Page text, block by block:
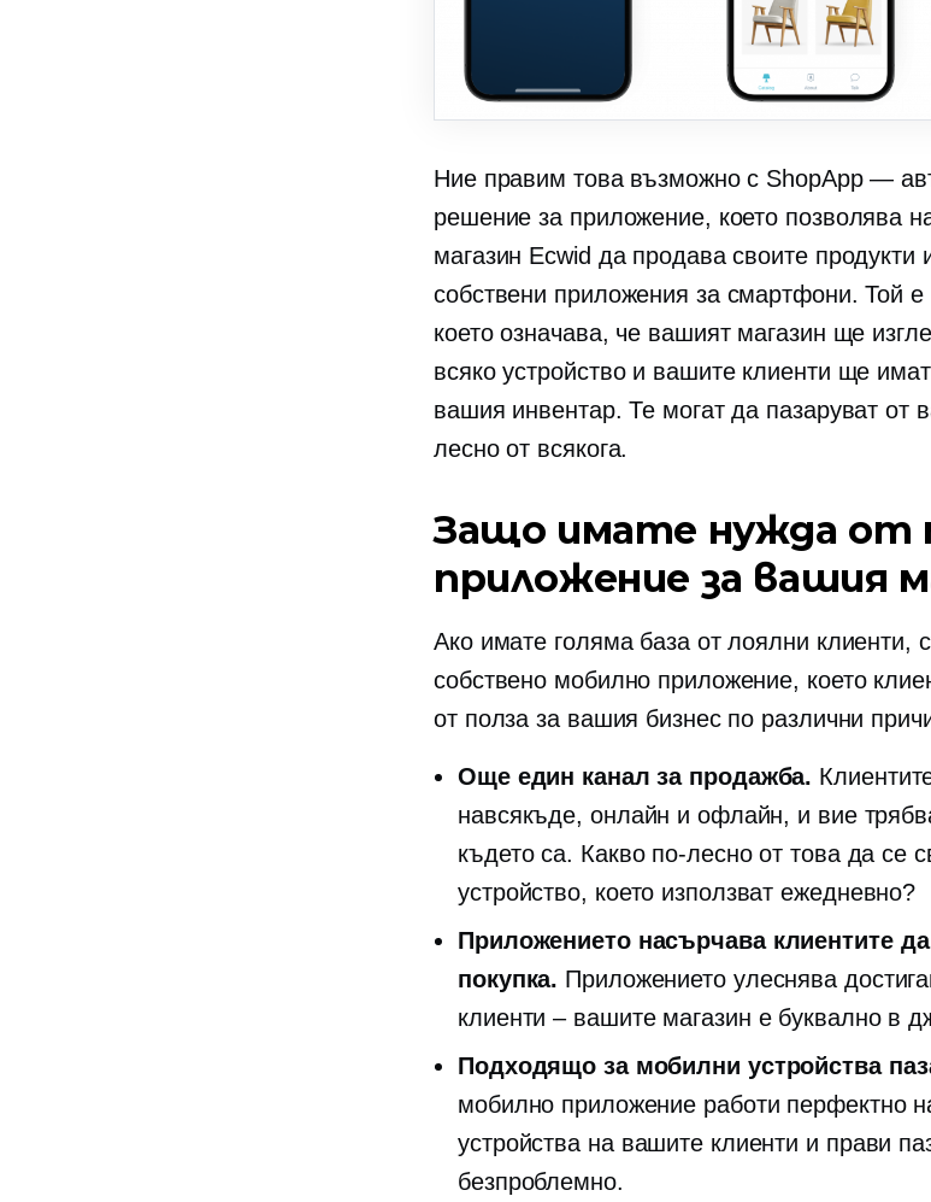
Ние правим това възможно с ShopApp —
решение за приложение, което позволява
магазин Ecwid да продава своите продукти
собствени приложения за смартфони. Той
което означава, че вашият магазин ще
всяко устройство и вашите клиенти ще
вашия инвентар. Те могат да пазаруват от
лесно от всякога.
Защо имате нужда от
приложение за вашия
Ако имате голяма база от лоялни клиенти,
собствено мобилно приложение, което
от полза за вашия бизнес по различни
Още един канал за продажба.
навсякъде, онлайн и офлайн, и вие
където са. Какво по-лесно от това да се
устройство, което използват ежедневно?
Приложението насърчава клиентите
покупка. Приложението улеснява
клиенти – вашитемагазин е буквално в
Подходящо за мобилни устройства
мобилно приложение работи перфектно
устройства на вашите клиенти и прави
безпроблемно.